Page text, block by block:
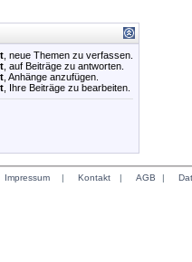
, neue Themen zu verfassen.
, auf Beiträge zu antworten.
, Anhänge anzufügen.
, Ihre Beiträge zu bearbeiten.
Impressum | Kontakt | AGB |